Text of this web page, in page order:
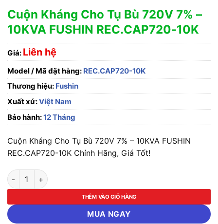
Cuộn Kháng Cho Tụ Bù 720V 7% –
10KVA FUSHIN REC.CAP720-10K
Giá: Liên hệ
Model / Mã đặt hàng: REC.CAP720-10K
Thương hiệu: Fushin
Xuất xứ:Việt Nam
Bảo hành:12 Tháng
Cuộn Kháng Cho Tụ Bù 720V 7% – 10KVA FUSHIN
REC.CAP720-10K Chính Hãng, Giá Tốt!
Cuộn Kháng Cho Tụ Bù 720V 7% - 10KVA FUSHIN
THÊM VÀO GIỎ HÀNG
MUA NGAY